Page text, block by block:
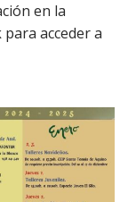
en la
acceder a